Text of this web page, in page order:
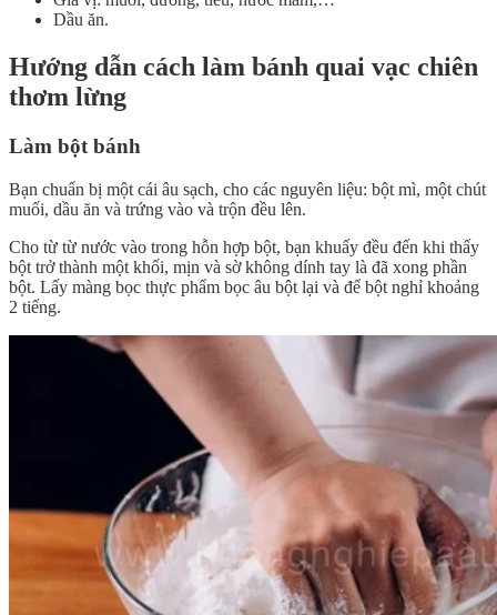
Dầu ăn.
Hướng dẫn cách làm bánh quai vạc chiên
thơm lừng
Làm bột bánh
Bạn chuẩn bị một cái âu sạch, cho các nguyên liệu: bột mì, một chút
muối, dầu ăn và trứng vào và trộn đều lên.
Cho từ từ nước vào trong hỗn hợp bột, bạn khuấy đều đến khi thấy
bột trở thành một khối, mịn và sờ không dính tay là đã xong phần
bột. Lấy màng bọc thực phẩm bọc âu bột lại và để bột nghỉ khoảng
2 tiếng.